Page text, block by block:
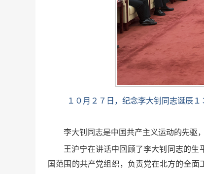
１０月２７日，纪念李大钊同志诞辰
李大钊同志是中国共产主义运动的先驱
王沪宁在讲话中回顾了李大钊同志的
国范围的共产党组织，负责党在北方的全